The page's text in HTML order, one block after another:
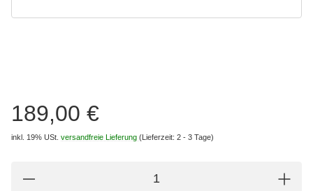
189,00 €
inkl. 19% USt. versandfreie Lieferung (Lieferzeit: 2 - 3 Tage)